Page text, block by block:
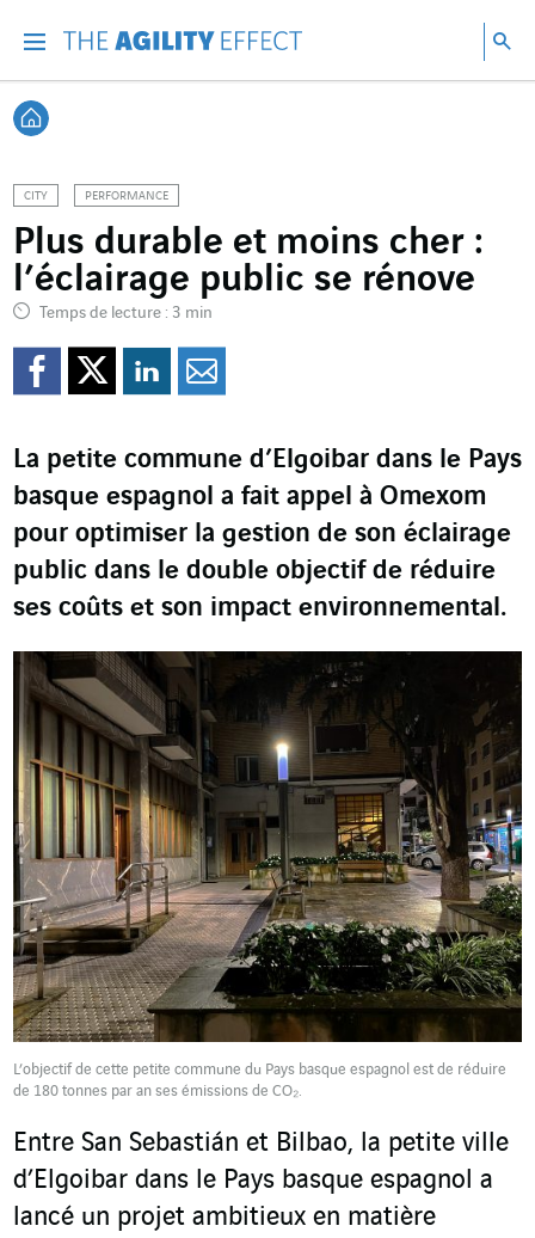
Retour à l'accueil
CITY PERFORMANCE
Plus durable et moins cher :
l’éclairage public se rénove
Temps de lecture : 3 min
Partager sur Facebook
Partager sur Twitter
Partager sur
La petite commune d’Elgoibar dans le Pays
basque espagnol a fait appel à Omexom
pour optimiser la gestion de son éclairage
public dans le double objectif de réduire
ses coûts et son impact environnemental.
L’objectif de cette petite commune du Pays basque espagnol est de réduire
de 180 tonnes par an ses émissions de CO₂.
Entre San Sebastián et Bilbao, la petite ville
d’Elgoibar dans le Pays basque espagnol a
lancé un projet ambitieux en matière